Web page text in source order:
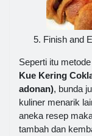
Finish and
Seperti itu
Kue Kering
adonan), bunda
kuliner menarik
aneka resep
tambah dan